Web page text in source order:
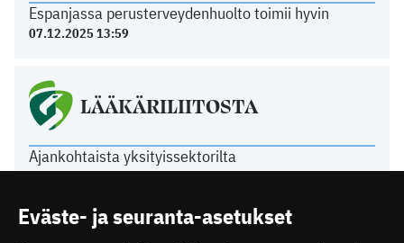
Espanjassa perusterveydenhuolto toimii hyvin
07.12.2025 13:59
LÄÄKÄRILIITOSTA
Ajankohtaista yksityissektorilta
22.06.2026 14:26
18.06.2026 08:58
Eväste- ja seuranta-asetukset